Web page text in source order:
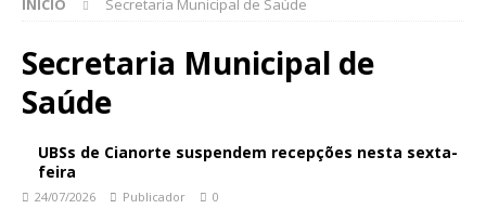
INÍCIO Secretaria Municipal de Saúde
Secretaria Municipal de
Saúde
UBSs de Cianorte suspendem recepções nesta sexta-
feira
24/07/2026 Publicador 0